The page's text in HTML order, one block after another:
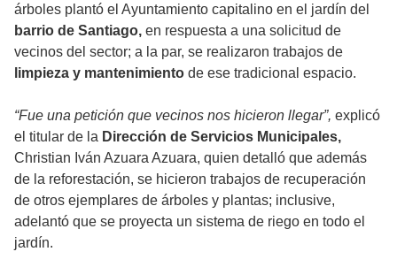
árboles plantó el Ayuntamiento capitalino en el jardín del
barrio de Santiago, en respuesta a una solicitud de
vecinos del sector; a la par, se realizaron trabajos de
limpieza y mantenimiento de ese tradicional espacio.
“Fue una petición que vecinos nos hicieron llegar”, explicó
el titular de la Dirección de Servicios Municipales,
Christian Iván Azuara Azuara, quien detalló que además
de la reforestación, se hicieron trabajos de recuperación
de otros ejemplares de árboles y plantas; inclusive,
adelantó que se proyecta un sistema de riego en todo el
jardín.